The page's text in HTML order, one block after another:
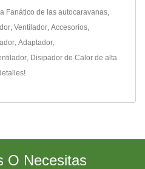
Fanático de las autocaravanas
Ventilador Accesorios
Adaptador
Disipador de Calor de alta
O Necesitas